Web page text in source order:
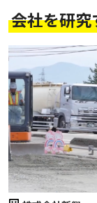
会社を研究